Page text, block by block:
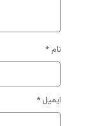
نام *
ایمیل *